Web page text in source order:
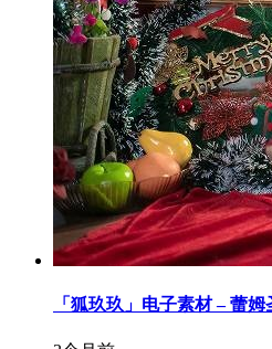
「狐玖玖」电子素材 – 蕾